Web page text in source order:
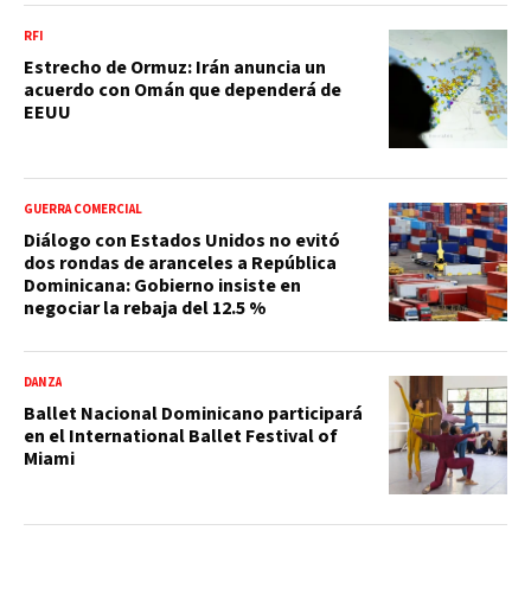
RFI
Estrecho de Ormuz: Irán anuncia un
acuerdo con Omán que dependerá de
EEUU
GUERRA COMERCIAL
Diálogo con Estados Unidos no evitó
dos rondas de aranceles a República
Dominicana: Gobierno insiste en
negociar la rebaja del 12.5 %
DANZA
Ballet Nacional Dominicano participará
en el International Ballet Festival of
Miami